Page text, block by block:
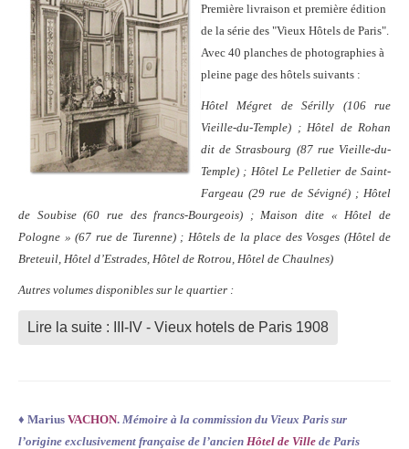
Première livraison et première édition
de la série des "Vieux Hôtels de Paris".
Avec 40 planches de photographies à
pleine page des hôtels suivants :
Hôtel Mégret de Sérilly (106 rue
Vieille-du-Temple) ; Hôtel de Rohan
dit de Strasbourg (87 rue Vieille-du-
Temple) ; Hôtel Le Pelletier de Saint-
Fargeau (29 rue de Sévigné) ; Hôtel
de Soubise (60 rue des francs-Bourgeois) ; Maison dite « Hôtel de
Pologne » (67 rue de Turenne) ; Hôtels de la place des Vosges (Hôtel de
Breteuil, Hôtel d’Estrades, Hôtel de Rotrou, Hôtel de Chaulnes)
Autres volumes disponibles sur le quartier :
Lire la suite : III-IV - Vieux hotels de Paris 1908
♦ Marius VACHON. Mémoire à la commission du Vieux Paris sur
l’origine exclusivement française de l’ancien Hôtel de Ville de Paris